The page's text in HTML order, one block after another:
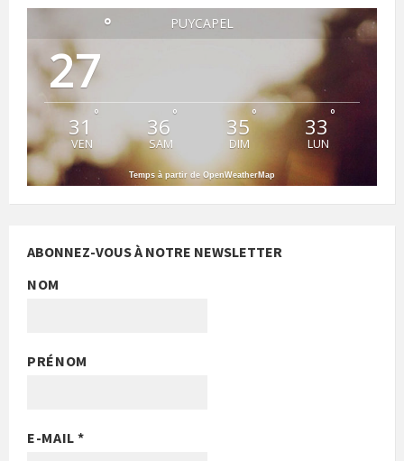
PUYCAPEL
27
°
31 °
VEN
36 °
SAM
35°
DIM
33 °
LUN
Temps à partir de OpenWeatherMap
ABONNEZ-VOUS À NOTRE NEWSLETTER
NOM
PRÉNOM
E-MAIL*